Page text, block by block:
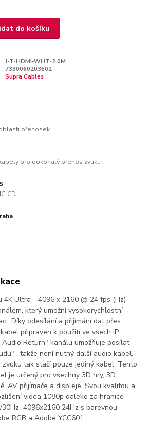
do košíku
J-T-HDMI-WHT-2.0M
7330060203602
Supra Cables
přenosek
pro dokonalý přenos zvuku
CD
4K Ultra - 4096 x 2160 @ 24 fps (Hz) -
který umožní vysokorychlostní
Díky odesílání a přijímání dat přes
připraven k použití ve všech IP
Return" kanálu umožňuje posílat
, takže není nutný další audio kabel.
tak stačí pouze jediný kabel. Tento
je určený pro všechny 3D hry, 3D
AV přijímače a displeje. Svou kvalitou a
videa 1080p daleko za hranice
4096x2160 24Hz s barevnou
RGB a Adobe YCC601.